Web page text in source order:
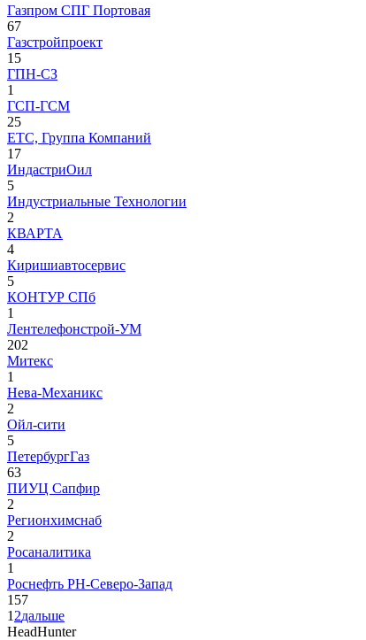
Газпром СПГ Портовая
67
Газстройпроект
15
ГПН-СЗ
1
ГСП-ГСМ
25
ЕТС, Группа Компаний
17
ИндастриОил
5
Индустриальные Технологии
2
КВАРТА
4
Киришиавтосервис
5
КОНТУР СПб
1
Лентелефонстрой-УМ
202
Митекс
1
Нева-Механикс
2
Ойл-сити
5
ПетербургГаз
63
ПИУЦ Сапфир
2
Регионхимснаб
2
Росаналитика
1
Роснефть РН-Северо-Запад
157
1 2дальше
HeadHunter